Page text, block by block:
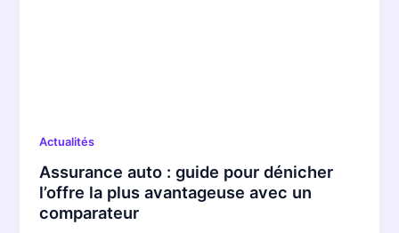
Actualités
Assurance auto : guide pour dénicher
l’offre la plus avantageuse avec un
comparateur